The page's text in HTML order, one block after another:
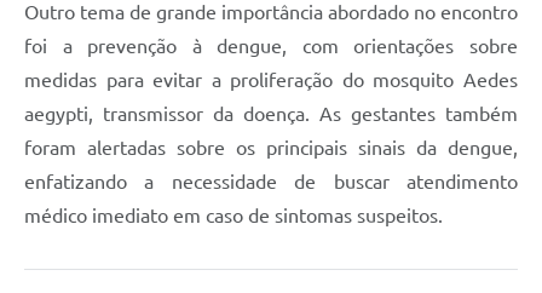
Outro tema de grande importância abordado no encontro
foi a prevenção à dengue, com orientações sobre
medidas para evitar a proliferação do mosquito Aedes
aegypti, transmissor da doença. As gestantes também
foram alertadas sobre os principais sinais da dengue,
enfatizando a necessidade de buscar atendimento
médico imediato em caso de sintomas suspeitos.